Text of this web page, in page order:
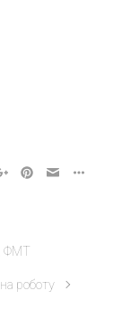
ФМТ
роботу